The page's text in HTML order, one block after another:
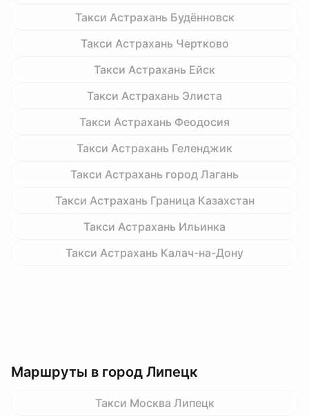
Такси Астрахань Будённовск
Такси Астрахань Чертково
Такси Астрахань Ейск
Такси Астрахань Элиста
Такси Астрахань Феодосия
Такси Астрахань Геленджик
Такси Астрахань город Лагань
Такси Астрахань Граница Казахстан
Такси Астрахань Ильинка
Такси Астрахань Калач-на-Дону
Маршруты в город Липецк
Такси Москва Липецк